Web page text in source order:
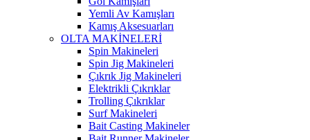
Yemli Av Kamışları
Kamış Aksesuarları
OLTA MAKİNELERİ
Spin Makineleri
Spin Jig Makineleri
Çıkrık Jig Makineleri
Elektrikli Çıkrıklar
Trolling Çıkrıklar
Surf Makineleri
Bait Casting Makineler